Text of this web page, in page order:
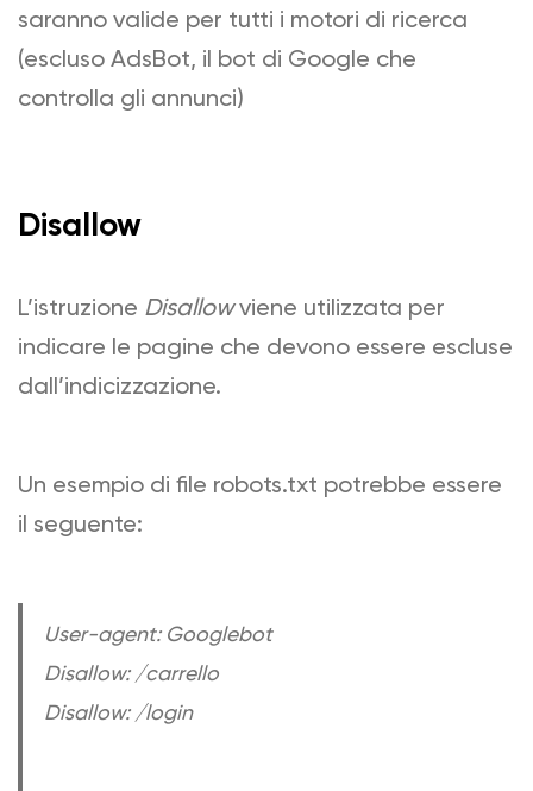
saranno valide per tutti i motori di ricerca
(escluso AdsBot, il bot di Google che
controlla gli annunci)
Disallow
L’istruzione Disallowviene utilizzata per
indicare le pagine che devono essere escluse
dall’indicizzazione.
Un esempio di file robots.txt potrebbe essere
il seguente:
User-agent: Googlebot
Disallow: /carrello
Disallow: /login